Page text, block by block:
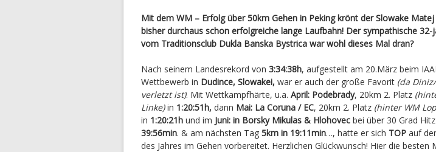
Mit dem WM – Erfolg über 50km Gehen in Peking krönt der Slowake
bisher durchaus schon erfolgreiche lange Laufbahn! Der sympathische
vom Traditionsclub Dukla Banska Bystrica war wohl dieses Mal dran?
Nach seinem Landesrekord von 3:34:38h, aufgestellt am 20.März beim
Wettbewerb in Dudince, Slowakei, war er auch der große Favorit (da
verletzt ist). Mit Wettkampfhärte, u.a. April: Podebrady, 20km 2. Platz
Linke)in 1:20:51h, dann Mai: La Coruna / EC, 20km 2. Platz (hinter WM
in 1:20:21h und im Juni: in Borsky Mikulas & Hlohovec bei über 30 Grad
39:56min. & am nächsten Tag 5km in 19:11min…, hatte er sich TOP auf
des Jahres im Gehen vorbereitet. Herzlichen Glückwunsch! Hier die besten